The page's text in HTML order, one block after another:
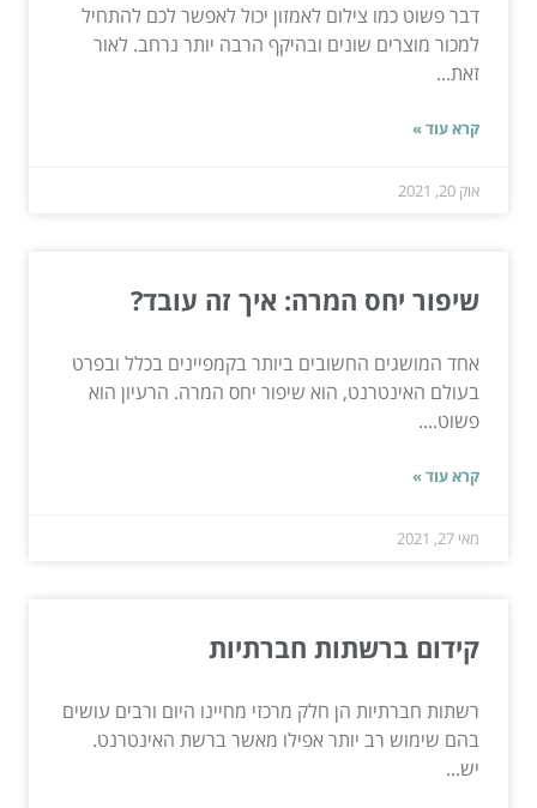
דבר פשוט כמו צילום לאמזון יכול לאפשר לכם להתחיל
למכור מוצרים שונים ובהיקף הרבה יותר נרחב. לאור
זאת...
קרא עוד »
אוק 20, 2021
שיפור יחס המרה: איך זה עובד?
אחד המושגים החשובים ביותר בקמפיינים בכלל ובפרט
בעולם האינטרנט, הוא שיפור יחס המרה. הרעיון הוא
פשוט....
קרא עוד »
מאי 27, 2021
קידום ברשתות חברתיות
רשתות חברתיות הן חלק מרכזי מחיינו היום ורבים עושים
בהם שימוש רב יותר אפילו מאשר ברשת האינטרנט.
יש...